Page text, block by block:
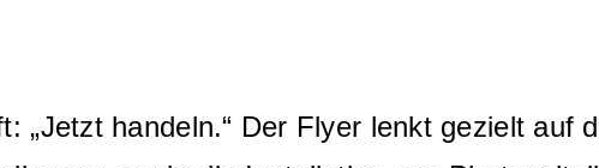
„Jetzt handeln.“ Der Flyer lenkt gezielt auf